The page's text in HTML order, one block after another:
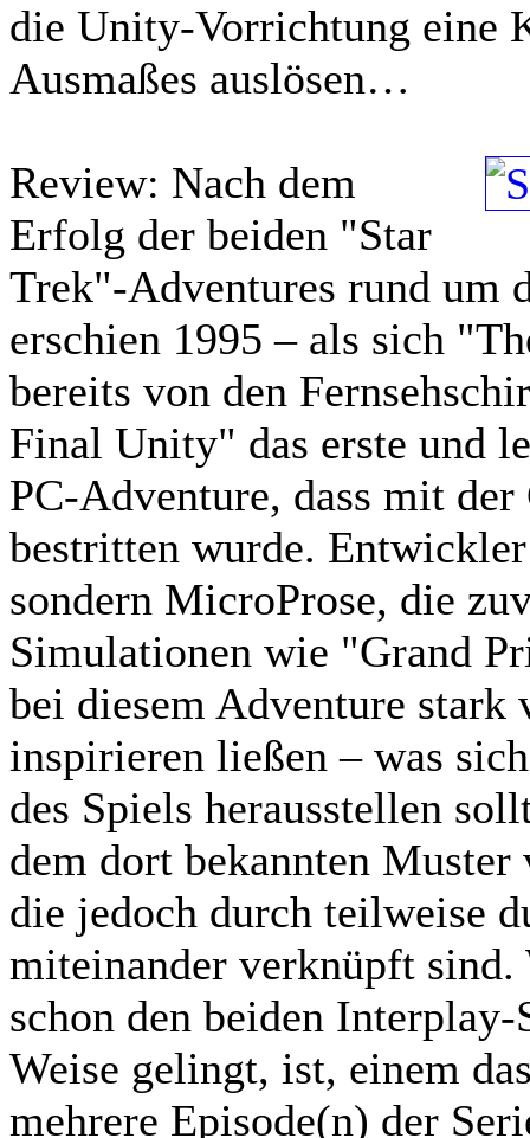
die Unity-Vorrichtung eine
Ausmaßes auslösen…
Review: Nach dem
Erfolg der beiden "Star
Trek"-Adventures rund um
erschien 1995 – als sich
bereits von den
Final Unity" das erste und
PC-Adventure, dass mit
bestritten wurde.
sondern MicroProse, die
Simulationen wie "Grand
bei diesem Adventure stark
inspirieren ließen – was
des Spiels herausstellen
dem dort bekannten
die jedoch durch teilweise
miteinander verknüpft
schon den beiden
Weise gelingt, ist, einem
mehrere Episode(n) der